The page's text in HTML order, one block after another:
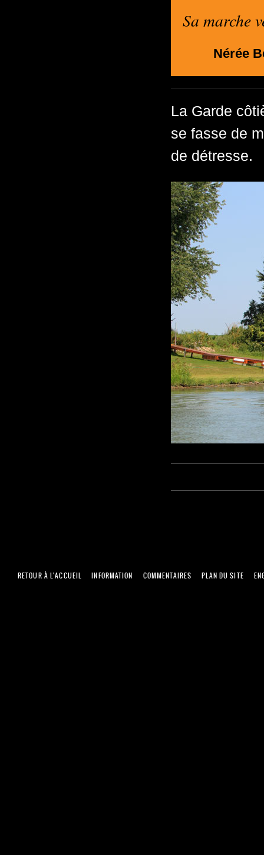
Sa marche
Nérée
La Garde
se fasse de
de détresse.
RETOUR À L'ACCUEIL INFORMATION COMMENTAIRES PLAN DU SITE